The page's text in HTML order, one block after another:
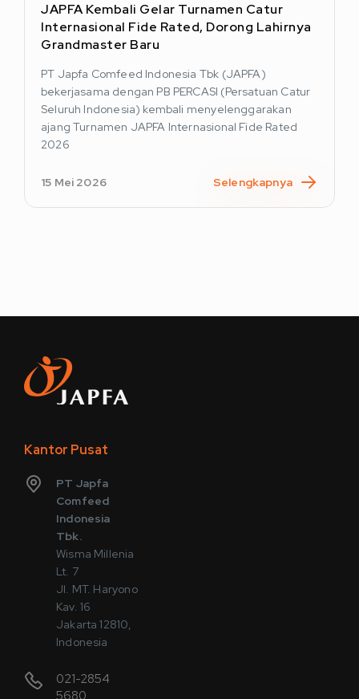
JAPFA Kembali Gelar Turnamen Catur
Internasional Fide Rated, Dorong Lahirnya
Grandmaster Baru
PT Japfa Comfeed Indonesia Tbk (JAPFA)
bekerjasama dengan PB PERCASI (Persatuan Catur
Seluruh Indonesia) kembali menyelenggarakan
ajang Turnamen JAPFA Internasional Fide Rated
2026
15 Mei 2026 Selengkapnya
Kantor Pusat
PT Japfa
Comfeed
Indonesia
Tbk.
Wisma Millenia
Lt. 7
Jl. MT. Haryono
Kav. 16
Jakarta 12810,
Indonesia
021-2854
5680